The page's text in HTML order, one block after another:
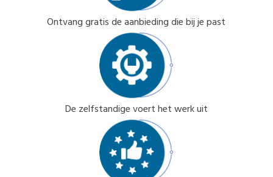
Ontvang gratis de aanbieding die bij je past
De zelfstandige voert het werk uit